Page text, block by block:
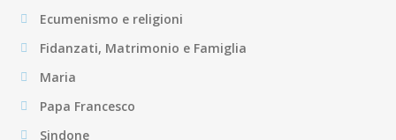
Ecumenismo e religioni
Fidanzati, Matrimonio e Famiglia
Maria
Papa Francesco
Sindone